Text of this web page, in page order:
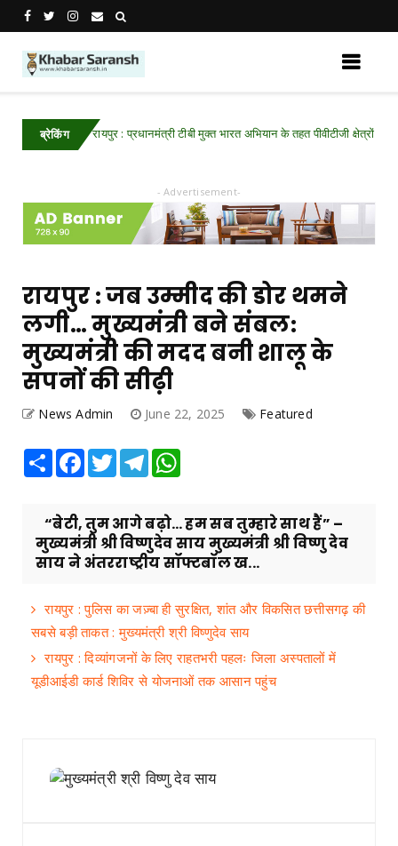
ब्रेकिंगरायपुर : प्रधानमंत्री टीबी मुक्त भारत अभियान के तहत पीवीटीजी क्षेत्रों में पोषण
- Advertisement-
रायपुर : जब उम्मीद की डोर थमने
लगी… मुख्यमंत्री बने संबल:
मुख्यमंत्री की मदद बनी शालू के
सपनों की सीढ़ी
News Admin June 22, 2025 Featured
Share Facebook
TwitterTelegram
“बेटी, तुम आगे बढ़ो… हम सब तुम्हारे साथ हैं” –
मुख्यमंत्री श्री विष्णुदेव साय मुख्यमंत्री श्री विष्णु देव
साय ने अंतरराष्ट्रीय सॉफ्टबॉल ख...
रायपुर : पुलिस का जज़्बा ही सुरक्षित, शांत और विकसित छत्तीसगढ़ की
सबसे बड़ी ताकत : मुख्यमंत्री श्री विष्णुदेव साय
रायपुर : दिव्यांगजनों के लिए राहतभरी पहलः जिला अस्पतालों में
यूडीआईडी कार्ड शिविर से योजनाओं तक आसान पहुंच